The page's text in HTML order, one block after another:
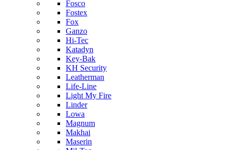
Fosco
Fostex
Fox
Ganzo
Hi-Tec
Katadyn
Key-Bak
KH Security
Leatherman
Life-Line
Light My Fire
Linder
Lowa
Magnum
Makhai
Maserin